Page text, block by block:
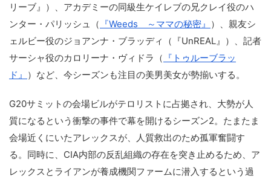
リーブ』）、アカデミーの同級生ケイレブの兄クレイ役のハ
ンター・パリッシュ（ 『Weeds ～ママの秘密』 ）、親友シ
ェルビー役のジョアンナ・ブラッディ（『UnREAL』）、記者
サーシャ役のカロリーナ・ヴィドラ（ 『トゥルーブラッ
ド』 ）など、今シーズンも注目の美男美女が勢揃いする。
G20サミットの会場ビルがテロリストに占拠され、大勢が人
質になるという衝撃の事件で幕を開けるシーズン2。たまたま
会場近くにいたアレックスが、人質救出のため孤軍奮闘す
る。同時に、CIA内部の反乱組織の存在を突き止めるため、ア
レックスとライアンが養成機関ファームに潜入するという過